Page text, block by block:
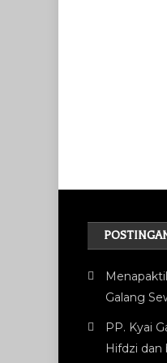
Galang
PP. Kyai
Hifdzi dan